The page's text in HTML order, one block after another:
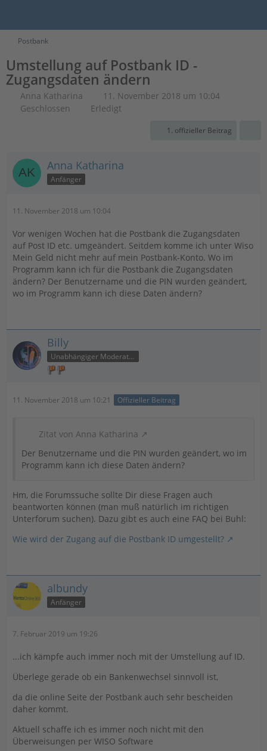
Postbank
Umstellung auf Postbank ID -
Zugangsdaten ändern
Anna Katharina
11. November 2018 um 10:04
Geschlossen
Erledigt
1. offizieller Beitrag
Anna Katharina
Anfänger
11. November 2018 um 10:04
Vor wenigen Wochen hat die Postbank die Zugangsdaten
auf Post ID etc. umgeändert. Seitdem komme ich unter Wiso
Mein Geld nicht mehr auf mein Postbank-Konto. Wo im
Programm kann ich für die Postbank die Zugangsdaten
ändern? Der Benutzername und die PIN wurden geändert,
wo im Programm kann ich diese Daten ändern?
Billy
Unabhängiger Moderator
11. November 2018 um 10:21 Offizieller Beitrag
Zitat von Anna Katharina
Der Benutzername und die PIN wurden geändert, wo im
Programm kann ich diese Daten ändern?
Hm, die Forumssuche sollte Dir diese Fragen auch
beantworten können (man muß natürlich im richtigen
Unterforum suchen). Dazu gibt es auch eine FAQ bei Buhl:
Wie wird der Zugang auf die Postbank ID umgestellt?
albundy
Anfänger
7. Februar 2019 um 19:26
...ich kämpfe auch immer noch mit der Umstellung auf ID.
Überlege gerade ob ein Bankenwechsel sinnvoll ist,
da die online Seite der Postbank auch sehr bescheiden
daher kommt.
Aktuell schaffe ich es immer noch nicht mit den
Überweisungen per WISO Software